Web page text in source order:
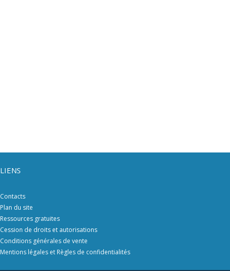
LIENS
Contacts
Plan du site
Ressources gratuites
Cession de droits et autorisations
Conditions générales de vente
Mentions légales et Règles de confidentialités